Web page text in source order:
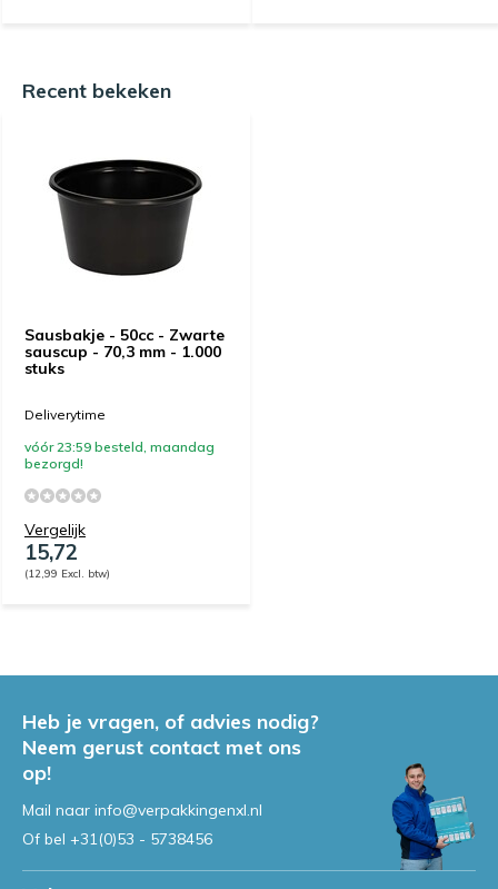
Recent bekeken
Sausbakje - 50cc - Zwarte
sauscup - 70,3 mm - 1.000
stuks
Deliverytime
vóór 23:59 besteld, maandag
bezorgd!
Vergelijk
15,72
(12,99 Excl. btw)
Heb je vragen, of advies nodig?
Neem gerust contact met ons
op!
Mail naar info@verpakkingenxl.nl
Of bel +31(0)53 - 5738456